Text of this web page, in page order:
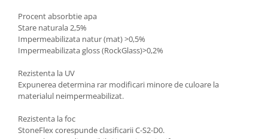
Procent absorbtie apa
Stare naturala 2,5%
Impermeabilizata natur (mat) >0,5%
Impermeabilizata gloss (RockGlass)>0,2%
Rezistenta la UV
Expunerea determina rar modificari minore de culoare la
materialul neimpermeabilizat.
Rezistenta la foc
StoneFlex corespunde clasificarii C-S2-D0.